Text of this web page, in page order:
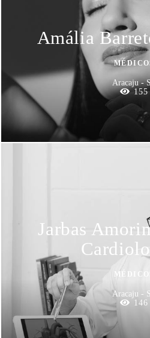
Amália
Aracaju -
155
Jarbas
Aracaju -
146